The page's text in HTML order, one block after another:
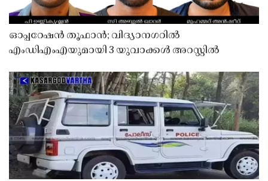
ഓപ്പറേഷൻ തൂഫാൻ; വിദ്യാനഗറിൽ
എംഡിഎംഎയുമായി 3 യുവാക്കൾ അറസ്റ്റിൽ